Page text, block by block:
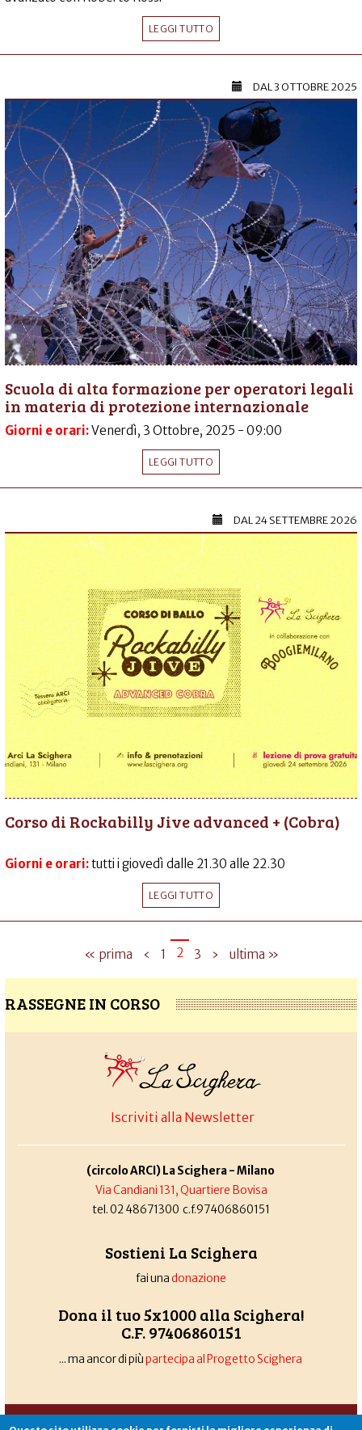
LEGGI TUTTO
DAL3 OTTOBRE 2025
Scuola di alta formazione per operatori legali
in materia di protezione internazionale
Giorni e orari:Venerdì, 3 Ottobre, 2025 - 09:00
LEGGI TUTTO
DAL24 SETTEMBRE 2026
Corso di Rockabilly Jive advanced + (Cobra)
Giorni e orari:tutti i giovedì dalle 21.30 alle 22.30
LEGGI TUTTO
« prima ‹ 1 2 3 › ultima »
RASSEGNE IN CORSO
Iscriviti alla Newsletter
(circolo ARCI) La Scighera - Milano
Via Candiani 131, Quartiere Bovisa
tel. 02 48671300 c.f.97406860151
Sostieni La Scighera
fai unadonazione
Dona il tuo 5x1000 alla Scighera!
C.F. 97406860151
... ma ancor di piùpartecipa al Progetto Scighera